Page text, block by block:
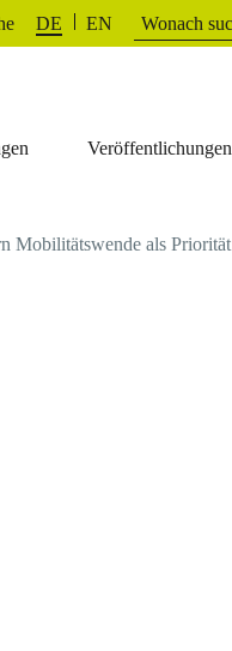
Suchen
nach:
DE EN
Veröffentlichungen
Mobilitätswende als Priorität